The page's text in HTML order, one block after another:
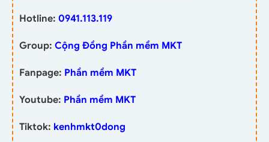
Hotline: 0941.113.119
Group: Cộng Đồng Phần mềm MKT
Fanpage: Phần mềm MKT
Youtube: Phần mềm MKT
Tiktok: kenhmkt0dong